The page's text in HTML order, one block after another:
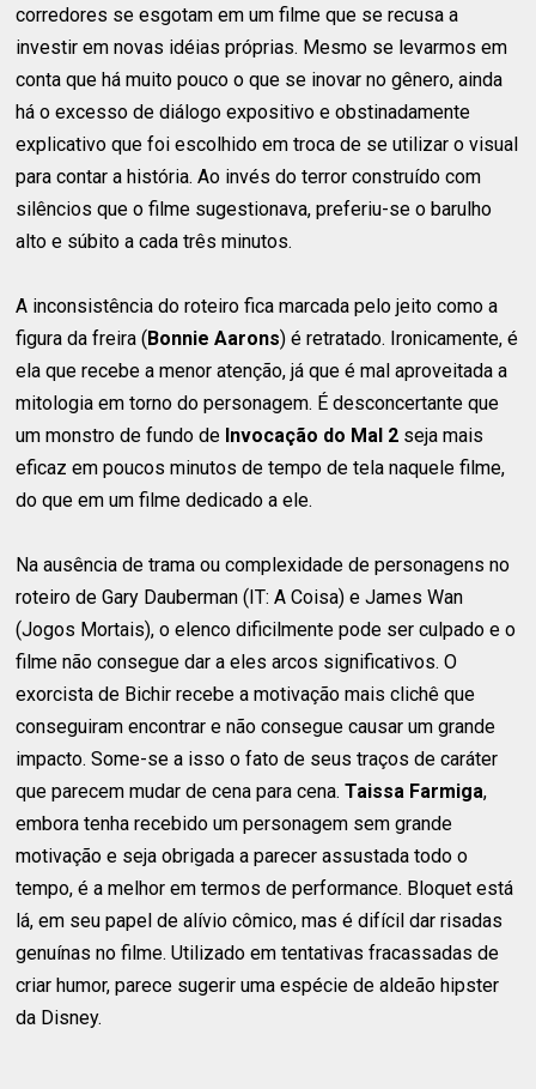
corredores se esgotam em um filme que se recusa a
investir em novas idéias próprias. Mesmo se levarmos em
conta que há muito pouco o que se inovar no gênero, ainda
há o excesso de diálogo expositivo e obstinadamente
explicativo que foi escolhido em troca de se utilizar o visual
para contar a história. Ao invés do terror construído com
silêncios que o filme sugestionava, preferiu-se o barulho
alto e súbito a cada três minutos.
A inconsistência do roteiro fica marcada pelo jeito como a
figura da freira (Bonnie Aarons) é retratado. Ironicamente, é
ela que recebe a menor atenção, já que é mal aproveitada a
mitologia em torno do personagem. É desconcertante que
um monstro de fundo de Invocação do Mal 2 seja mais
eficaz em poucos minutos de tempo de tela naquele filme,
do que em um filme dedicado a ele.
Na ausência de trama ou complexidade de personagens no
roteiro de Gary Dauberman (IT: A Coisa) e James Wan
(Jogos Mortais), o elenco dificilmente pode ser culpado e o
filme não consegue dar a eles arcos significativos. O
exorcista de Bichir recebe a motivação mais clichê que
conseguiram encontrar e não consegue causar um grande
impacto. Some-se a isso o fato de seus traços de caráter
que parecem mudar de cena para cena.Taissa Farmiga,
embora tenha recebido um personagem sem grande
motivação e seja obrigada a parecer assustada todo o
tempo, é a melhor em termos de performance. Bloquet está
lá, em seu papel de alívio cômico, mas é difícil dar risadas
genuínas no filme. Utilizado em tentativas fracassadas de
criar humor, parece sugerir uma espécie de aldeão hipster
da Disney.